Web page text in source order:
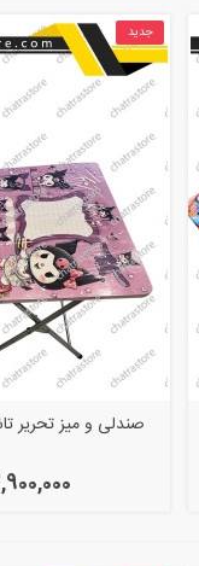
جدید
صندلی و میز تحریر
3,900,000